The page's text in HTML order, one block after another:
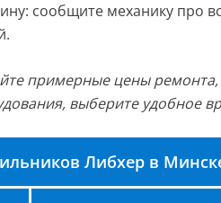
сообщите механику про
примерные цены ремонта,
выберите удобное
Либхер в